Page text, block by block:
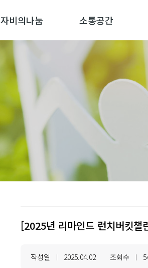
자비의나눔 소통공간
[2025년 리마인드 런치버킷챌
작성일 | 2025.04.02 조회수 |